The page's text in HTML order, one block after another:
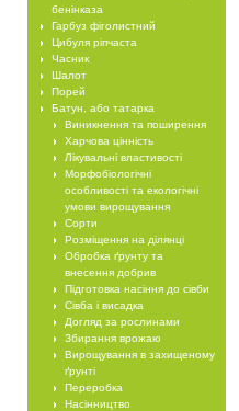
бенінказа
Гарбуз фіголистний
Цибуля ріпчаста
Часник
Шалот
Порей
Батун, або татарка
Виникнення та поширення
Харчова цінність
Лікувальні властивості
Морфобіологічні
особливості та екологічні
умови вирощування
Сорти
Розміщення на ділянці
Обробка ґрунту та
внесення добрив
Підготовка насіння до сівби
Сівба і висадка
Догляд за рослинами
Збирання врожаю
Вирощування в захищеному
ґрунті
Переробка
Насінництво